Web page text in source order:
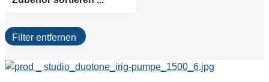
Filter entfernen